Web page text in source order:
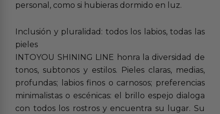
personal, como si hubieras dormido en luz.
Inclusión y pluralidad: todos los labios, todas las
pieles
INTOYOU SHINING LINE honra la diversidad de
tonos, subtonos y estilos. Pieles claras, medias,
profundas; labios finos o carnosos; preferencias
minimalistas o escénicas: el brillo espejo dialoga
con todos los rostros y encuentra su lugar. Su